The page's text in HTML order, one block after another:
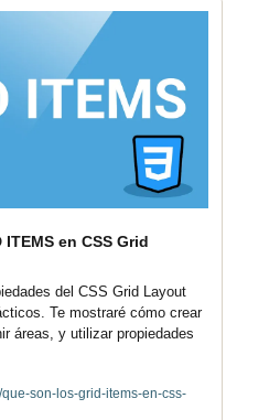
en CSS Grid
del CSS Grid Layout
Te mostraré cómo crear
áreas, y utilizar propiedades
son-los-grid-items-en-css-